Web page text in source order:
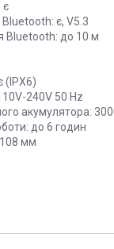
є
є, V5.3
Bluetooth: до 10 м
(IPX6)
240V 50 Hz
акумулятора:
до 6 годин
108 мм